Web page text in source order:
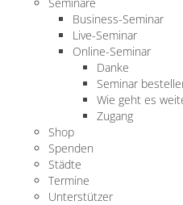
Business-Seminar
Live-Seminar
Online-Seminar
Danke
Seminar
Wie geht es
Zugang
Shop
Spenden
Städte
Termine
Unterstützer